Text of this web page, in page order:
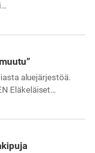
aluejärjestöä.
Eläkeläiset…